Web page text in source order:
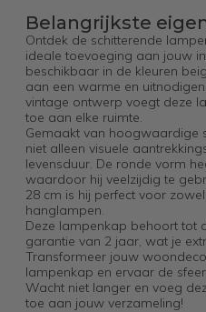
Belangrijkste
Ontdek de schitterende
ideale toevoeging aan jouw
beschikbaar in de kleuren
aan een warme en
vintage ontwerp voegt deze
toe aan elke ruimte.
Gemaakt van hoogwaardige
niet alleen visuele
levensduur. De ronde vorm
waardoor hij veelzijdig te
28 cm is hij perfect voor
hanglampen.
Deze lampenkap behoort tot
garantie van 2 jaar, wat je
Transformeer jouw
lampenkap en ervaar de
Wacht niet langer en voeg
toe aan jouw verzameling!